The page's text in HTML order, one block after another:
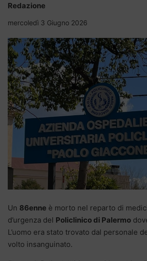
Redazione
mercoledì 3 Giugno 2026
Un 86enne è morto nel reparto di
d’urgenza del Policlinico di Palermo
L’uomo era stato trovato dal personale
volto insanguinato.